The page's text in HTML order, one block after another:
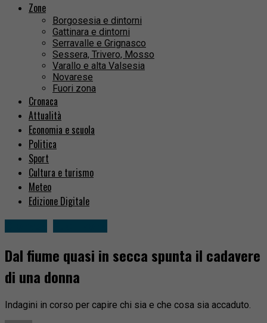
Zone
Borgosesia e dintorni
Gattinara e dintorni
Serravalle e Grignasco
Sessera, Trivero, Mosso
Varallo e alta Valsesia
Novarese
Fuori zona
Cronaca
Attualità
Economia e scuola
Politica
Sport
Cultura e turismo
Meteo
Edizione Digitale
Dal fiume quasi in secca spunta il cadavere
di una donna
Indagini in corso per capire chi sia e che cosa sia accaduto.